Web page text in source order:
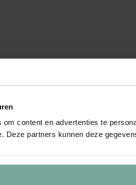
om content en advertenties te
Deze partners kunnen deze